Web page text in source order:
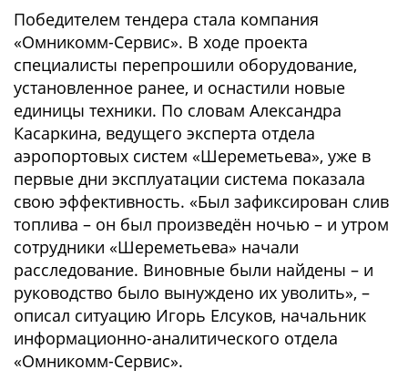
Победителем тендера стала компания
«Омникомм-Сервис». В ходе проекта
специалисты перепрошили оборудование,
установленное ранее, и оснастили новые
единицы техники. По словам Александра
Касаркина, ведущего эксперта отдела
аэропортовых систем «Шереметьева», уже в
первые дни эксплуатации система показала
свою эффективность. «Был зафиксирован слив
топлива – он был произведён ночью – и утром
сотрудники «Шереметьева» начали
расследование. Виновные были найдены – и
руководство было вынуждено их уволить», –
описал ситуацию Игорь Елсуков, начальник
информационно-аналитического отдела
«Омникомм-Сервис».